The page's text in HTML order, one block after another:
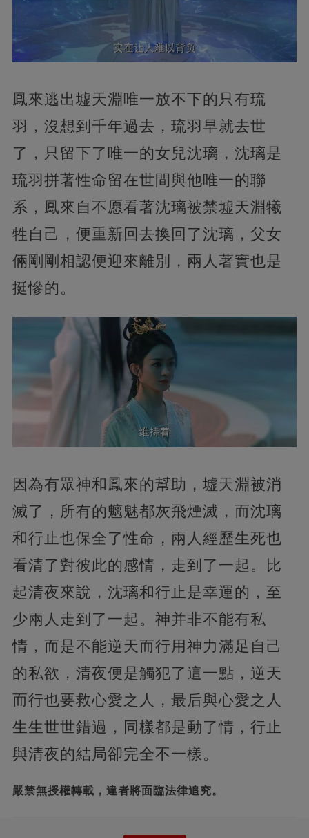
鳳來逃出墟天淵唯一放不下的只有琉
羽，沒想到千年過去，琉羽早就去世
了，只留下了唯一的女兒沈璃，沈璃是
琉羽拼著性命留在世間與他唯一的聯
系，鳳來自不愿看著沈璃被禁墟天淵犧
牲自己，便重新回去換回了沈璃，父女
倆剛剛相認便迎來離別，兩人著實也是
挺慘的。
因為有眾神和鳳來的幫助，墟天淵被消
滅了，所有的魑魅都灰飛煙滅，而沈璃
和行止也保全了性命，兩人經歷生死也
看清了對彼此的感情，走到了一起。比
起清夜來說，沈璃和行止是幸運的，至
少兩人走到了一起。神并非不能有私
情，而是不能逆天而行用神力滿足自己
的私欲，清夜便是觸犯了這一點，逆天
而行也要救心愛之人，最后與心愛之人
生生世世錯過，同樣都是動了情，行止
與清夜的結局卻完全不一樣。
嚴禁無授權轉載，違者將面臨法律追究。